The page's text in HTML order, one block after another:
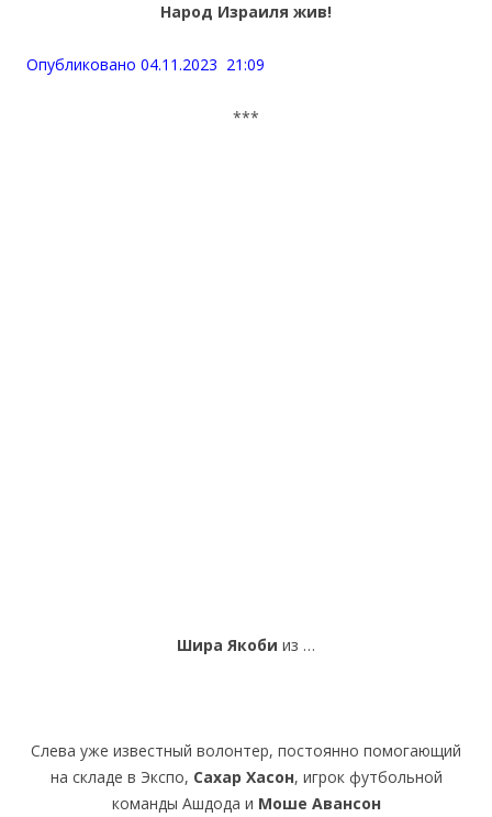
Народ Израиля жив!
Опубликовано 04.11.2023 21:09
***
Шира Якоби из …
Слева уже известный волонтер, постоянно помогающий
на складе в Экспо, Сахар Хасон, игрок футбольной
команды Ашдода и Моше Авансон